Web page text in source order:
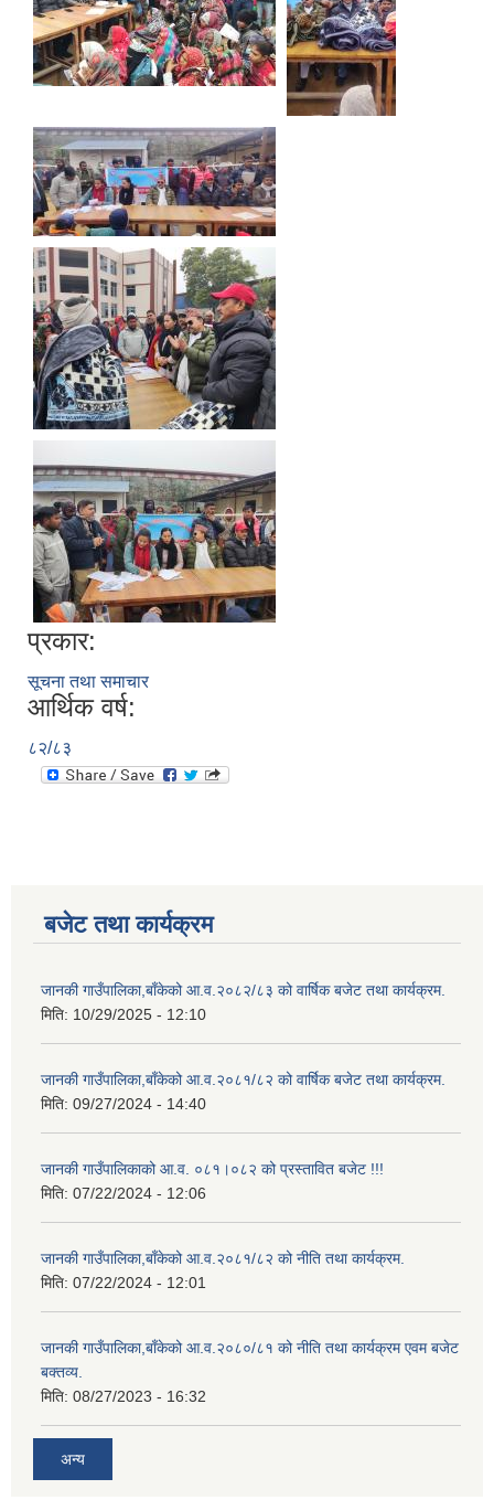
प्रकार:
सूचना तथा समाचार
आर्थिक वर्ष:
८२/८३
बजेट तथा कार्यक्रम
जानकी गाउँपालिका,बाँकेको आ.व.२०८२/८३ को वार्षिक बजेट तथा कार्यक्रम.
मिति: 10/29/2025 - 12:10
जानकी गाउँपालिका,बाँकेको आ.व.२०८१/८२ को वार्षिक बजेट तथा कार्यक्रम.
मिति: 09/27/2024 - 14:40
जानकी गाउँपालिकाको आ.व. ०८१।०८२ को प्रस्तावित बजेट !!!
मिति: 07/22/2024 - 12:06
जानकी गाउँपालिका,बाँकेको आ.व.२०८१/८२ को नीति तथा कार्यक्रम.
मिति: 07/22/2024 - 12:01
जानकी गाउँपालिका,बाँकेको आ.व.२०८०/८१ को नीति तथा कार्यक्रम एवम बजेट
बक्तव्य.
मिति: 08/27/2023 - 16:32
अन्य